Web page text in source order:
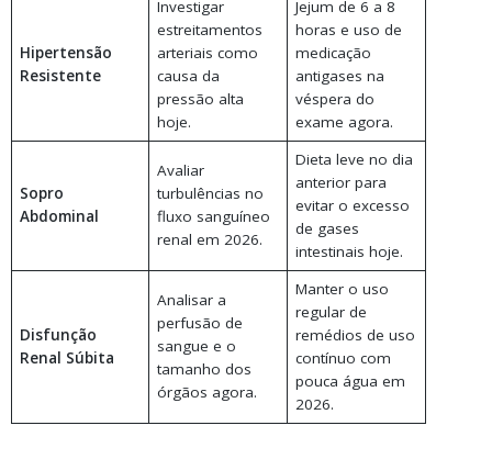
Hipertensão
Resistente
Investigar
estreitamentos
arteriais como
causa da
pressão alta
hoje.
Jejum de 6 a 8
horas e uso de
medicação
antigases na
véspera do
exame agora.
Sopro
Abdominal
Avaliar
turbulências no
fluxo sanguíneo
renal em 2026.
Dieta leve no dia
anterior para
evitar o excesso
de gases
intestinais hoje.
Disfunção
Renal Súbita
Analisar a
perfusão de
sangue e o
tamanho dos
órgãos agora.
Manter o uso
regular de
remédios de uso
contínuo com
pouca água em
2026.